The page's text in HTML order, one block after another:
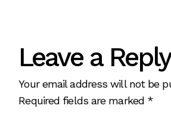
Leave a Reply
Your email address will not be
Required fields are marked *